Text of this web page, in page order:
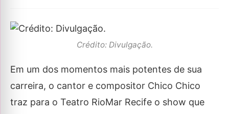
Crédito: Divulgação.
Em um dos momentos mais potentes de sua
carreira, o cantor e compositor Chico Chico
traz para o Teatro RioMar Recife o show que